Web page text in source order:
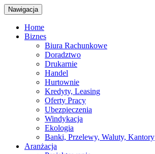
Nawigacja
Home
Biznes
Biura Rachunkowe
Doradztwo
Drukarnie
Handel
Hurtownie
Kredyty, Leasing
Oferty Pracy
Ubezpieczenia
Windykacja
Ekologia
Banki, Przelewy, Waluty, Kantory
Aranżacja